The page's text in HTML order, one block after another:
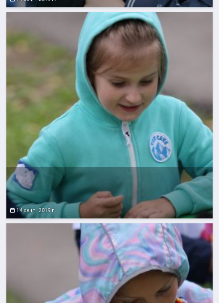
14 сент. 2019 г.